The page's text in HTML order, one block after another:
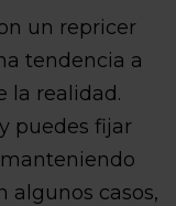
un repricer
tendencia a
la realidad.
puedes fijar
algunos casos,